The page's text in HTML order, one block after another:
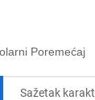
Poremećaj
Sažetak